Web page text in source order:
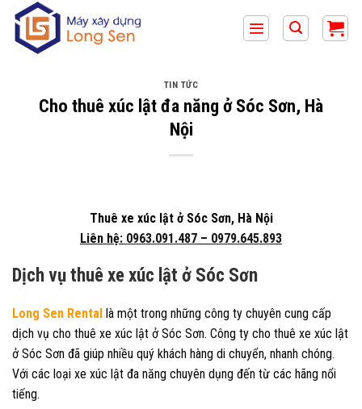
qua
TIN TỨC
Cho thuê xúc lật đa năng ở Sóc Sơn, Hà
Nội
Thuê xe xúc lật ở Sóc Sơn, Hà Nội
Liên hệ: 0963.091.487 – 0979.645.893
Dịch vụ thuê xe xúc lật ở Sóc Sơn
Long Sen Rental là một trong những công ty chuyên cung cấp
dịch vụ cho thuê xe xúc lật ở Sóc Sơn. Công ty cho thuê xe xúc lật
ở Sóc Sơn đã giúp nhiều quý khách hàng di chuyển, nhanh chóng.
Với các loại xe xúc lật đa năng chuyên dụng đến từ các hãng nổi
tiếng.